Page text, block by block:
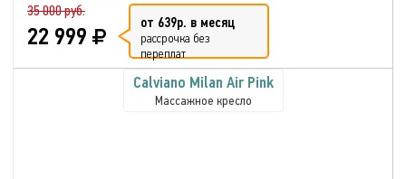
35 000 руб.
22 999 от 639р. в месяц
рассрочка без
переплат
Calviano Milan Аir Pink
Массажное кресло